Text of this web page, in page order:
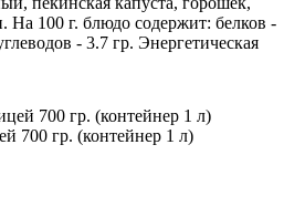
На 100 г. блюдо содержит: белков -
- 3.7 гр. Энергетическая
700 гр. (контейнер 1 л)